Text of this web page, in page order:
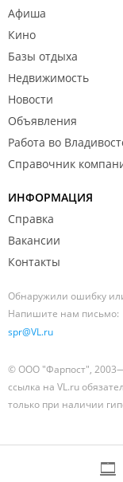
Афиша
Кино
Базы отдыха
Недвижимость
Новости
Объявления
Работа во
Справочник
ИНФОРМАЦИЯ
Справка
Вакансии
Контакты
Обнаружили ошибку
Напишите нам письмо:
spr@VL.ru
© ООО "Фарпост",
ссылка на VL.ru
только при наличии